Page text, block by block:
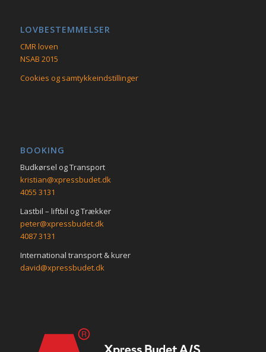
LOVBESTEMMELSER
CMR loven
NSAB 2015
Cookies og samtykkeindstillinger
BOOKING
Budkørsel og Transport
kristian@xpressbudet.dk
4055 3131
Lastbil – liftbil og Trækker
peter@xpressbudet.dk
4087 3131
International transport & kurer
david@xpressbudet.dk